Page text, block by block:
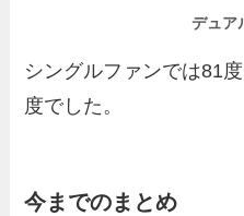
デュア
シングルファンでは81
度でした。
今までのまとめ